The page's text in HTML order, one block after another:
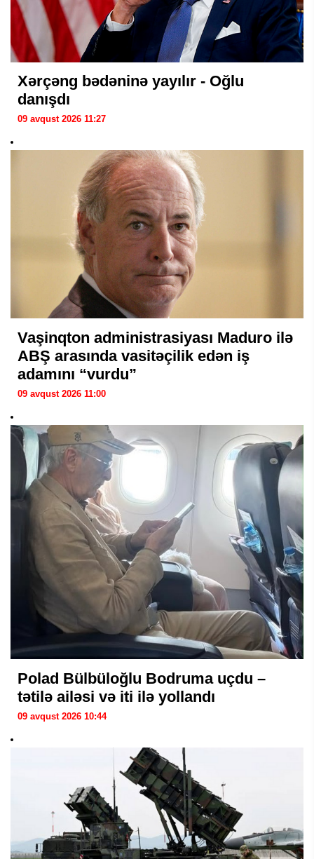
Xərçəng bədəninə yayılır - Oğlu
danışdı
09 avqust 2026 11:27
Vaşinqton administrasiyası Maduro ilə
ABŞ arasında vasitəçilik edən iş
adamını “vurdu”
09 avqust 2026 11:00
Polad Bülbüloğlu Bodruma uçdu –
tətilə ailəsi və iti ilə yollandı
09 avqust 2026 10:44